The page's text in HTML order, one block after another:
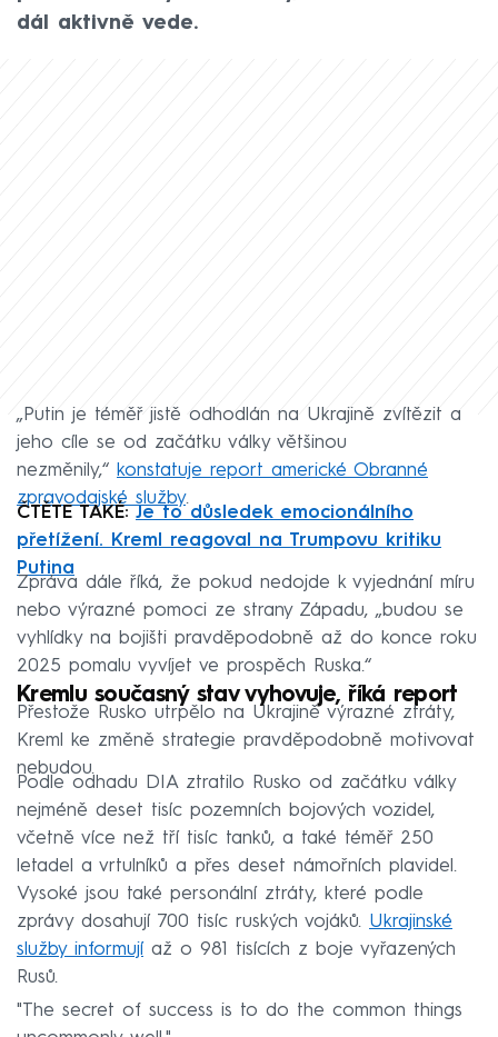
dál aktivně vede.
„Putin je téměř jistě odhodlán na Ukrajině zvítězit a
jeho cíle se od začátku války většinou
nezměnily,“ konstatuje report americké Obranné
zpravodajské služby.
ČTĚTE TAKÉ: Je to důsledek emocionálního
přetížení. Kreml reagoval na Trumpovu kritiku
Putina
Zpráva dále říká, že pokud nedojde k vyjednání míru
nebo výrazné pomoci ze strany Západu, „budou se
vyhlídky na bojišti pravděpodobně až do konce roku
2025 pomalu vyvíjet ve prospěch Ruska.“
Kremlu současný stav vyhovuje, říká report
Přestože Rusko utrpělo na Ukrajině výrazné ztráty,
Kreml ke změně strategie pravděpodobně motivovat
nebudou.
Podle odhadu DIA ztratilo Rusko od začátku války
nejméně deset tisíc pozemních bojových vozidel,
včetně více než tří tisíc tanků, a také téměř 250
letadel a vrtulníků a přes deset námořních plavidel.
Vysoké jsou také personální ztráty, které podle
zprávy dosahují 700 tisíc ruských vojáků. Ukrajinské
služby informují až o 981 tisících z boje vyřazených
Rusů.
"The secret of success is to do the common things